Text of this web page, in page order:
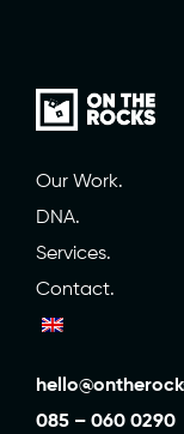
Our Work.
DNA.
Services.
Contact.
085 – 060 0290